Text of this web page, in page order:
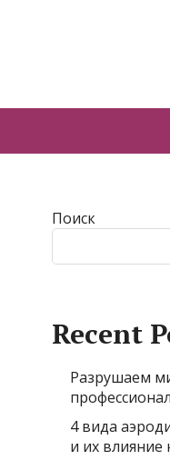
Поиск
Recent
Разрушаем
4 вида
и их влияние